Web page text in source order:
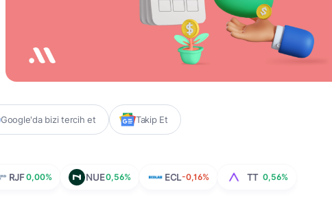
Google'da bizi tercih et Takip Et
RJF0,00% NUE0,56% ECL-0,16% TT 0,56%